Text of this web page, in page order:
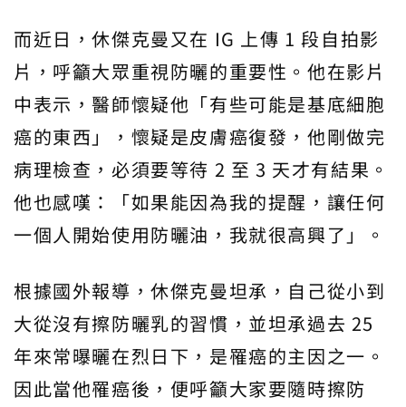
而近日，休傑克曼又在 IG 上傳 1 段自拍影
片，呼籲大眾重視防曬的重要性。他在影片
中表示，醫師懷疑他「有些可能是基底細胞
癌的東西」，懷疑是皮膚癌復發，他剛做完
病理檢查，必須要等待 2 至 3 天才有結果。
他也感嘆：「如果能因為我的提醒，讓任何
一個人開始使用防曬油，我就很高興了」。
根據國外報導，休傑克曼坦承，自己從小到
大從沒有擦防曬乳的習慣，並坦承過去 25
年來常曝曬在烈日下，是罹癌的主因之一。
因此當他罹癌後，便呼籲大家要隨時擦防